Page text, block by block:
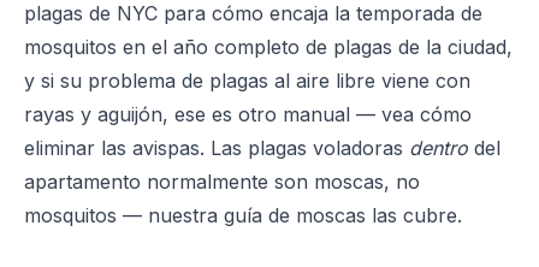
plagas de NYC para cómo encaja la temporada de
mosquitos en el año completo de plagas de la ciudad,
y si su problema de plagas al aire libre viene con
rayas y aguijón, ese es otro manual — vea cómo
eliminar las avispas. Las plagas voladoras dentro del
apartamento normalmente son moscas, no
mosquitos — nuestra guía de moscas las cubre.